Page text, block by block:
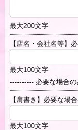
最大200文字
【店名・会社名等】
最大100文字
---------- 必要な場合
【肩書き】必要な場
最大100文字